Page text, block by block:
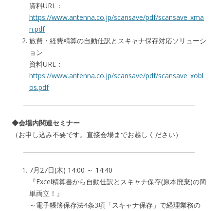
資料URL：
https://www.antenna.co.jp/scansave/pdf/scansave_xma
n.pdf
旅費・経費精算の自動仕訳とスキャナ保存対応ソリューシ
ョン
資料URL：
https://www.antenna.co.jp/scansave/pdf/scansave_xobl
os.pdf
◆会場内関連セミナー
（お申し込み不要です。直接会場までお越しください）
7月27日(木) 14:00 ～ 14:40
『Excel精算書から自動仕訳とスキャナ保存(原本廃棄)の簡
単両立！』
～電子帳簿保存法4条3項「スキャナ保存」で経理業務の